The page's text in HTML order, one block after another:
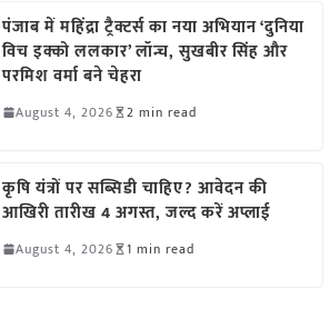
पंजाब में महिंद्रा ट्रैक्टर्स का नया अभियान ‘दुनिया
विच इक्को ललकार’ लॉन्च, सुखबीर सिंह और
परमिश वर्मा बने चेहरा
August 4, 2026 2 min read
कृषि यंत्रों पर सब्सिडी चाहिए? आवेदन की
आखिरी तारीख 4 अगस्त, जल्द करें अप्लाई
August 4, 2026 1 min read